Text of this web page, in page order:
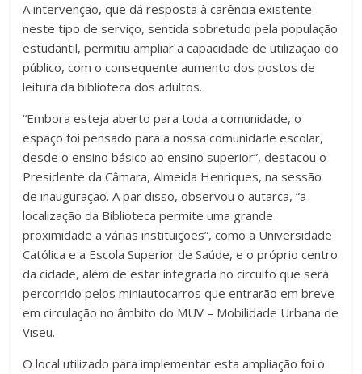
A intervenção, que dá resposta à carência existente
neste tipo de serviço, sentida sobretudo pela população
estudantil, permitiu ampliar a capacidade de utilização do
público, com o consequente aumento dos postos de
leitura da biblioteca dos adultos.
“Embora esteja aberto para toda a comunidade, o
espaço foi pensado para a nossa comunidade escolar,
desde o ensino básico ao ensino superior”, destacou o
Presidente da Câmara, Almeida Henriques, na sessão
de inauguração. A par disso, observou o autarca, “a
localização da Biblioteca permite uma grande
proximidade a várias instituições”, como a Universidade
Católica e a Escola Superior de Saúde, e o próprio centro
da cidade, além de estar integrada no circuito que será
percorrido pelos miniautocarros que entrarão em breve
em circulação no âmbito do MUV – Mobilidade Urbana de
Viseu.
O local utilizado para implementar esta ampliação foi o